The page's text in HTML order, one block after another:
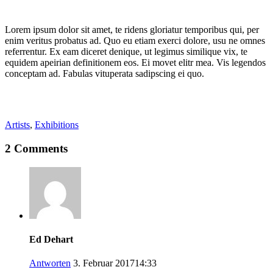
Lorem ipsum dolor sit amet, te ridens gloriatur temporibus qui, per
enim veritus probatus ad. Quo eu etiam exerci dolore, usu ne omnes
referrentur. Ex eam diceret denique, ut legimus similique vix, te
equidem apeirian definitionem eos. Ei movet elitr mea. Vis legendos
conceptam ad. Fabulas vituperata sadipscing ei quo.
Artists, Exhibitions
2 Comments
Ed Dehart
Antworten 3. Februar 201714:33